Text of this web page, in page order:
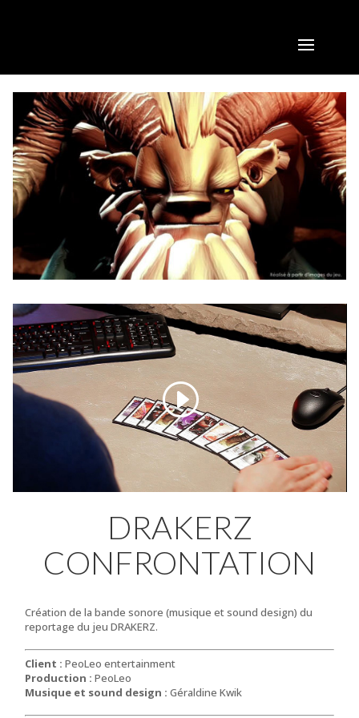
DRAKERZ
CONFRONTATION
Création de la bande sonore (musique et sound design) du
reportage du jeu DRAKERZ.
Client :PeoLeo entertainment
Production : PeoLeo
Musique et sound design : Géraldine Kwik